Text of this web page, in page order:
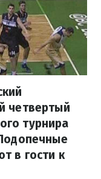
четвертый
турнира
в гости к